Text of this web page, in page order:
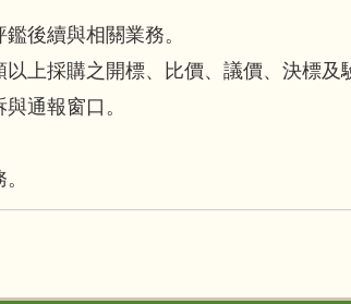
後續與相關業務。
上採購之開標、比價、議價、決標及
通報窗口。